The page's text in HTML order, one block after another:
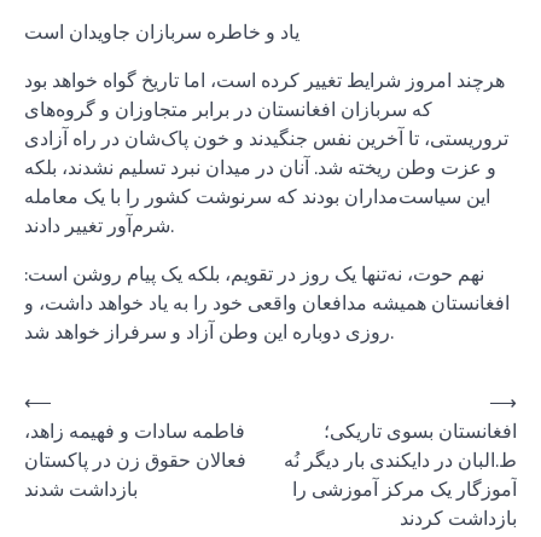
یاد و خاطره سربازان جاویدان است
هرچند امروز شرایط تغییر کرده است، اما تاریخ گواه خواهد بود
که سربازان افغانستان در برابر متجاوزان و گروه‌های
تروریستی، تا آخرین نفس جنگیدند و خون پاک‌شان در راه آزادی
و عزت وطن ریخته شد. آنان در میدان نبرد تسلیم نشدند، بلکه
این سیاست‌مداران بودند که سرنوشت کشور را با یک معامله
شرم‌آور تغییر دادند.
نهم حوت، نه‌تنها یک روز در تقویم، بلکه یک پیام روشن است:
افغانستان همیشه مدافعان واقعی خود را به یاد خواهد داشت، و
روزی دوباره این وطن آزاد و سرفراز خواهد شد.
Post
navigation
⟵
فاطمه سادات و فهیمه زاهد،
فعالان حقوق زن در پاکستان
بازداشت شدند
افغانستان بسوی تاریکی؛
ط.البان در دایکندی بار دیگر نُه
آموزگار یک مرکز آموزشی را
بازداشت کردند
⟶